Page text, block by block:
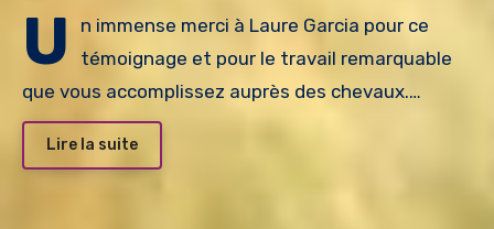
U
n immense merci à Laure Garcia pour ce
témoignage et pour le travail remarquable
que vous accomplissez auprès des chevaux.…
Lire la suite